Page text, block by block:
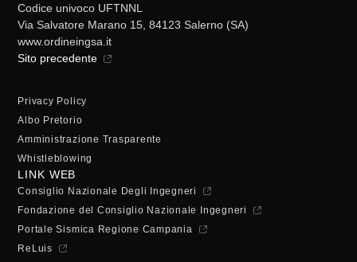
Codice univoco UFTNNL
Via Salvatore Marano 15, 84123 Salerno (SA)
www.ordineingsa.it
Sito precedente
Privacy Policy
Albo Pretorio
Amministrazione Trasparente
Whistleblowing
LINK WEB
Consiglio Nazionale Degli Ingegneri
Fondazione del Consiglio Nazionale Ingegneri
Portale Sismica Regione Campania
ReLuis